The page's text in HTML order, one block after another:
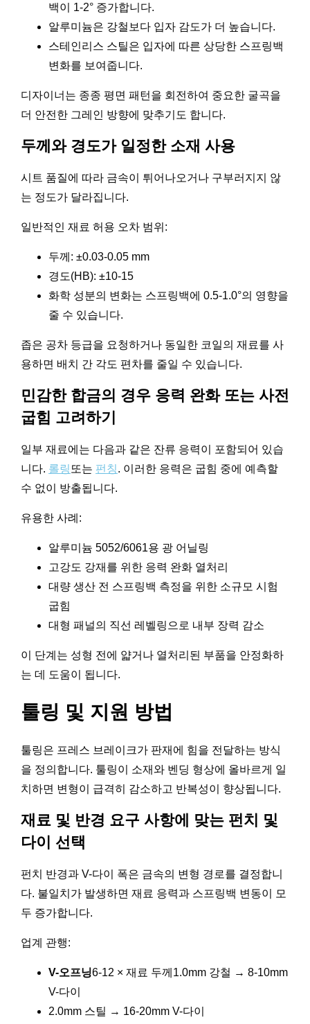
백이 1-2° 증가합니다.
알루미늄은 강철보다 입자 감도가 더 높습니다.
스테인리스 스틸은 입자에 따른 상당한 스프링백
변화를 보여줍니다.
디자이너는 종종 평면 패턴을 회전하여 중요한 굴곡을
더 안전한 그레인 방향에 맞추기도 합니다.
두께와 경도가 일정한 소재 사용
시트 품질에 따라 금속이 튀어나오거나 구부러지지 않
는 정도가 달라집니다.
일반적인 재료 허용 오차 범위:
두께: ±0.03-0.05 mm
경도(HB): ±10-15
화학 성분의 변화는 스프링백에 0.5-1.0°의 영향을
줄 수 있습니다.
좁은 공차 등급을 요청하거나 동일한 코일의 재료를 사
용하면 배치 간 각도 편차를 줄일 수 있습니다.
민감한 합금의 경우 응력 완화 또는 사전
굽힘 고려하기
일부 재료에는 다음과 같은 잔류 응력이 포함되어 있습
니다. 롤링 또는 펀칭. 이러한 응력은 굽힘 중에 예측할
수 없이 방출됩니다.
유용한 사례:
알루미늄 5052/6061용 광 어닐링
고강도 강재를 위한 응력 완화 열처리
대량 생산 전 스프링백 측정을 위한 소규모 시험
굽힘
대형 패널의 직선 레벨링으로 내부 장력 감소
이 단계는 성형 전에 얇거나 열처리된 부품을 안정화하
는 데 도움이 됩니다.
툴링 및 지원 방법
툴링은 프레스 브레이크가 판재에 힘을 전달하는 방식
을 정의합니다. 툴링이 소재와 벤딩 형상에 올바르게 일
치하면 변형이 급격히 감소하고 반복성이 향상됩니다.
재료 및 반경 요구 사항에 맞는 펀치 및
다이 선택
펀치 반경과 V-다이 폭은 금속의 변형 경로를 결정합니
다. 불일치가 발생하면 재료 응력과 스프링백 변동이 모
두 증가합니다.
업계 관행:
V-오프닝6-12 × 재료 두께1.0mm 강철 → 8-10mm
V-다이
2.0mm 스틸 → 16-20mm V-다이